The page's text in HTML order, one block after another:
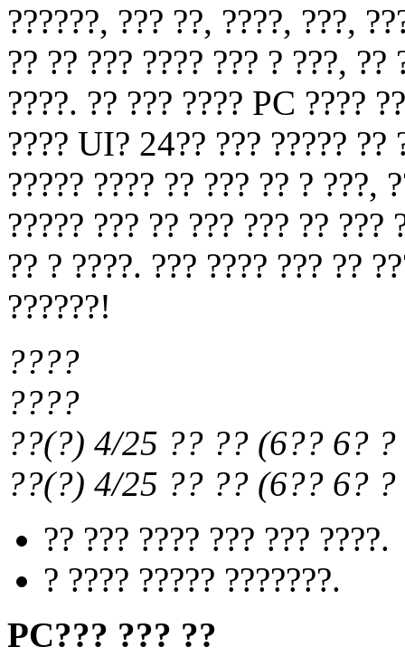
??????, ??? ??, ????, ???,
?? ?? ??? ???? ??? ? ???, ??
????. ?? ??? ???? PC ????
???? UI? 24?? ??? ????? ??
????? ???? ?? ??? ?? ? ???,
????? ??? ?? ??? ??? ??
?? ? ????. ??? ???? ??? ??
??????!
????
????
??(?) 4/25 ?? ?? (6?? 6?
??(?) 4/25 ?? ?? (6?? 6?
?? ??? ???? ??? ??? ????.
? ???? ????? ???????.
PC??? ??? ??